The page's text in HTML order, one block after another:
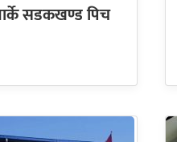
सडकखण्ड पिच